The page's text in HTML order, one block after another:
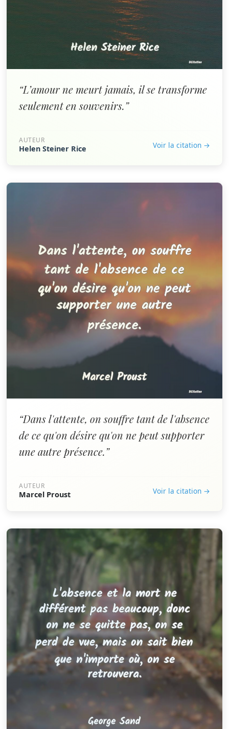
“L’amour ne meurt jamais, il se transforme
seulement en souvenirs.”
AUTEUR
Helen Steiner Rice Voir la citation →
“Dans l'attente, on souffre tant de l'absence
de ce qu'on désire qu'on ne peut supporter
une autre présence.”
AUTEUR
Marcel Proust Voir la citation →